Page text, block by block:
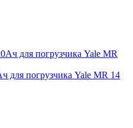
для погрузчика Yale MR 14